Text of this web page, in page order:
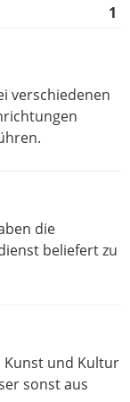
1
verschiedenen
die
beliefert zu
Kunst und Kultur
sonst aus